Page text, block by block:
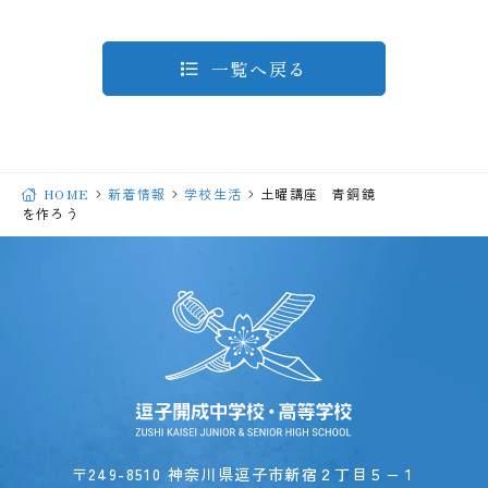
一覧へ戻る
HOME 新着情報 学校生活
土曜講座 青銅鏡
を作ろう
〒249-8510 神奈川県逗子市新宿２丁目５−１